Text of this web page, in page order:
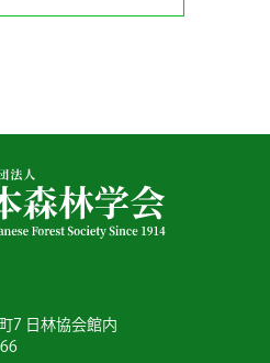
7 日林協会館内